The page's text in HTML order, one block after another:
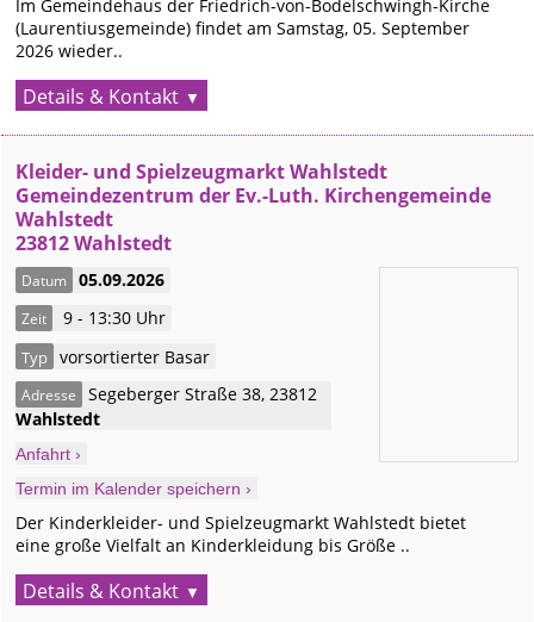
Im Gemeindehaus der Friedrich-von-Bodelschwingh-Kirche
(Laurentiusgemeinde) findet am Samstag, 05. September
2026 wieder..
Details & Kontakt
Kleider- und Spielzeugmarkt Wahlstedt
Gemeindezentrum der Ev.-Luth. Kirchengemeinde
Wahlstedt
23812 Wahlstedt
Datum 05.09.2026
Zeit 9 - 13:30 Uhr
Typ vorsortierter Basar
Adresse Segeberger Straße 38,23812
Wahlstedt
Anfahrt ›
Termin im Kalender speichern ›
Der Kinderkleider- und Spielzeugmarkt Wahlstedt bietet
eine große Vielfalt an Kinderkleidung bis Größe ..
Details & Kontakt